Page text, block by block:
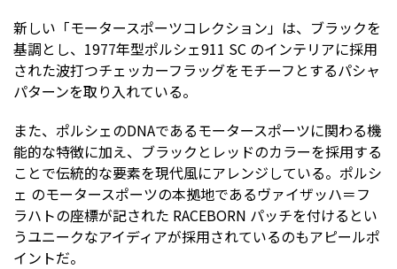
新しい「モータースポーツコレクション」は、ブラックを
基調とし、1977年型ポルシェ911 SC のインテリアに採用
された波打つチェッカーフラッグをモチーフとするパシャ
パターンを取り入れている。
また、ポルシェのDNAであるモータースポーツに関わる機
能的な特徴に加え、ブラックとレッドのカラーを採用する
ことで伝統的な要素を現代風にアレンジしている。ポルシ
ェ のモータースポーツの本拠地であるヴァイザッハ＝フ
ラハトの座標が記された RACEBORN パッチを付けるとい
うユニークなアイディアが採用されているのもアピールポ
イントだ。